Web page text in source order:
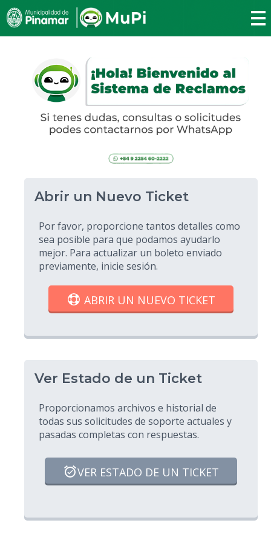
Abrir un Nuevo Ticket
Por favor, proporcione tantos detalles como
sea posible para que podamos ayudarlo
mejor. Para actualizar un boleto enviado
previamente, inicie sesión.
ABRIR UN NUEVO TICKET
Ver Estado de un Ticket
Proporcionamos archivos e historial de
todas sus solicitudes de soporte actuales y
pasadas completas con respuestas.
VER ESTADO DE UN TICKET